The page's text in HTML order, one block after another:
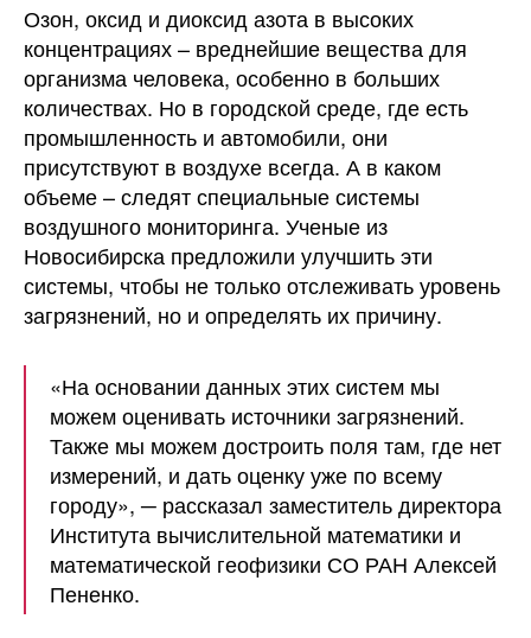
Озон, оксид и диоксид азота в высоких
концентрациях – вреднейшие вещества для
организма человека, особенно в больших
количествах. Но в городской среде, где есть
промышленность и автомобили, они
присутствуют в воздухе всегда. А в каком
объеме – следят специальные системы
воздушного мониторинга. Ученые из
Новосибирска предложили улучшить эти
системы, чтобы не только отслеживать уровень
загрязнений, но и определять их причину.
«На основании данных этих систем мы
можем оценивать источники загрязнений.
Также мы можем достроить поля там, где нет
измерений, и дать оценку уже по всему
городу», ─ рассказал заместитель директора
Института вычислительной математики и
математической геофизики СО РАН Алексей
Пененко.